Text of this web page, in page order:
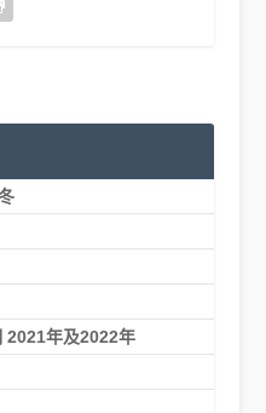
2021年及2022年